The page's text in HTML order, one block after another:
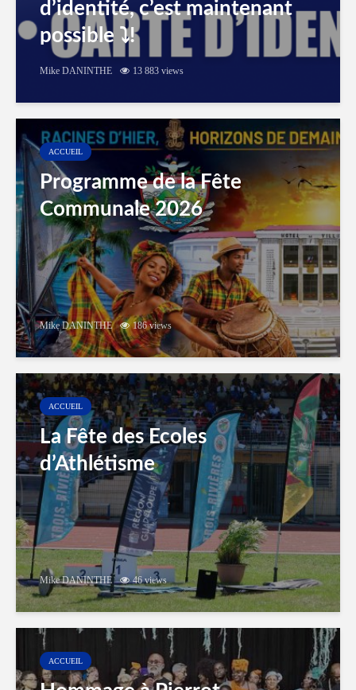
d’identité, c’est maintenant
possible ⤵️!
Mike DANINTHE 13 883 views
ACCUEIL
Programme de la Fête
Communale 2026
Mike DANINTHE 186 views
ACCUEIL
La Fête des Ecoles
d’Athlétisme
Mike DANINTHE 46 views
ACCUEIL